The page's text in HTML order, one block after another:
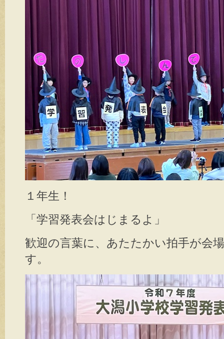
１年生！
「学習発表会はじまるよ」
歓迎の言葉に、あたたかい拍手が会
す。